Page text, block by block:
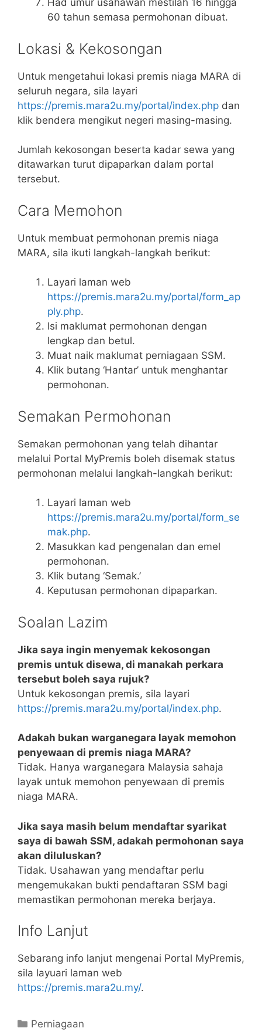
Had umur usahawan mestilah 16 hingga
60 tahun semasa permohonan dibuat.
Lokasi & Kekosongan
Untuk mengetahui lokasi premis niaga MARA di
seluruh negara, sila layari
https://premis.mara2u.my/portal/index.php dan
klik bendera mengikut negeri masing-masing.
Jumlah kekosongan beserta kadar sewa yang
ditawarkan turut dipaparkan dalam portal
tersebut.
Cara Memohon
Untuk membuat permohonan premis niaga
MARA, sila ikuti langkah-langkah berikut:
Layari laman web
https://premis.mara2u.my/portal/form_ap
ply.php.
Isi maklumat permohonan dengan
lengkap dan betul.
Muat naik maklumat perniagaan SSM.
Klik butang ‘Hantar’ untuk menghantar
permohonan.
Semakan Permohonan
Semakan permohonan yang telah dihantar
melalui Portal MyPremis boleh disemak status
permohonan melalui langkah-langkah berikut:
Layari laman web
https://premis.mara2u.my/portal/form_se
mak.php.
Masukkan kad pengenalan dan emel
permohonan.
Klik butang ‘Semak.’
Keputusan permohonan dipaparkan.
Soalan Lazim
Jika saya ingin menyemak kekosongan
premis untuk disewa, di manakah perkara
tersebut boleh saya rujuk?
Untuk kekosongan premis, sila layari
https://premis.mara2u.my/portal/index.php.
Adakah bukan warganegara layak memohon
penyewaan di premis niaga MARA?
Tidak. Hanya warganegara Malaysia sahaja
layak untuk memohon penyewaan di premis
niaga MARA.
Jika saya masih belum mendaftar syarikat
saya di bawah SSM, adakah permohonan saya
akan diluluskan?
Tidak. Usahawan yang mendaftar perlu
mengemukakan bukti pendaftaran SSM bagi
memastikan permohonan mereka berjaya.
Info Lanjut
Sebarang info lanjut mengenai Portal MyPremis,
sila layuari laman web
https://premis.mara2u.my/.
Categories
Perniagaan